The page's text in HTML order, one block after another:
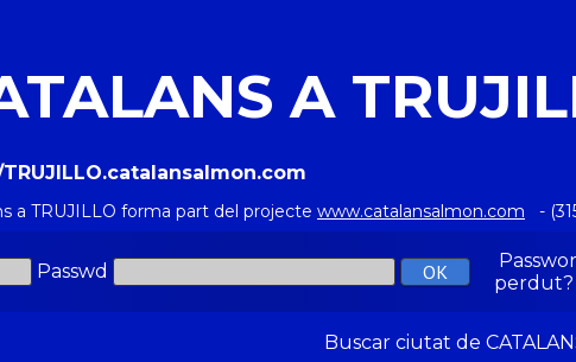
A
a TRUJILLO forma part del projecte www.catalansalmon.com -
Passwd
perdut?
Buscar ciutat de